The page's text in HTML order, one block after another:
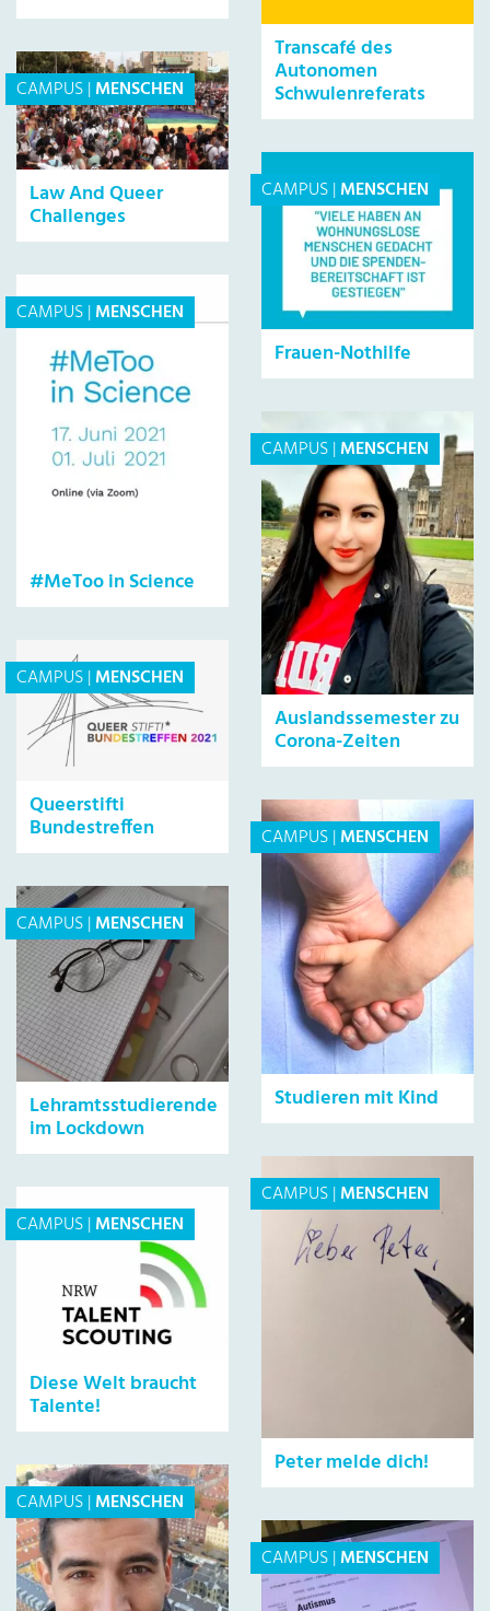
CAMPUS|MENSCHEN
Law And Queer
Challenges
CAMPUS|MENSCHEN
#MeToo in Science
CAMPUS|MENSCHEN
Queerstifti
Bundestreffen
CAMPUS|MENSCHEN
Lehramtsstudierende
im Lockdown
CAMPUS|MENSCHEN
Diese Welt braucht
Talente!
CAMPUS|MENSCHEN
Transcafé des
Autonomen
Schwulenreferats
CAMPUS|MENSCHEN
Frauen-Nothilfe
CAMPUS|MENSCHEN
Auslandssemester zu
Corona-Zeiten
CAMPUS|MENSCHEN
Studieren mit Kind
CAMPUS|MENSCHEN
Peter melde dich!
CAMPUS|MENSCHEN